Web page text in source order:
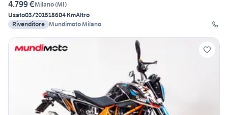
4.799 €Milano(MI)
Usato03/201518604 KmAltro
Rivenditore Mundimoto Milano